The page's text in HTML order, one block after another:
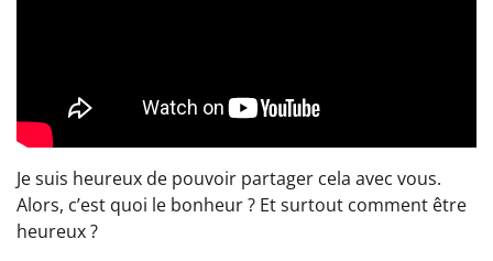
Je suis heureux de pouvoir partager cela avec vous.
Alors, c’est quoi le bonheur ? Et surtout comment être
heureux ?